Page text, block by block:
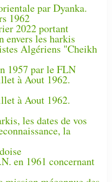
par Dyanka.
1962
2022 portant
envers les harkis
Algériens "Cheikh
1957 par le FLN
à Aout 1962.
à Aout 1962.
les dates de vos
la
en 1961 concernant